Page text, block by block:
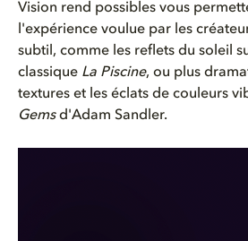
Vision rend possibles vous
l'expérience voulue par les
subtil , comme les reflets du soleil
classique La Piscine, ou plus
textures et les éclats de couleurs
Gems d'Adam Sandler.